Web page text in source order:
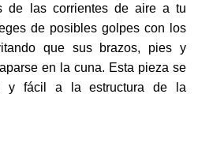
de las corrientes de aire a tu
de posibles golpes con los
que sus brazos, pies y
en la cuna. Esta pieza se
y fácil a la estructura de la